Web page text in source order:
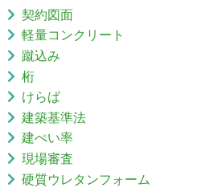
契約図面
軽量コンクリート
蹴込み
桁
けらば
建築基準法
建ぺい率
現場審査
硬質ウレタンフォーム